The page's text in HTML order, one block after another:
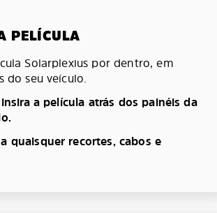
PELÍCULA
Solarplexius por dentro, em
do seu veículo.
a película atrás dos painéis da
quaisquer recortes, cabos e